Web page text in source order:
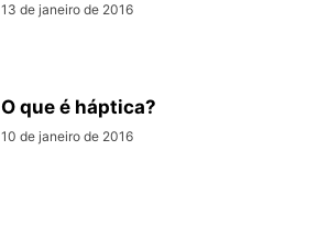
13 de janeiro de 2016
O que é háptica?
10 de janeiro de 2016